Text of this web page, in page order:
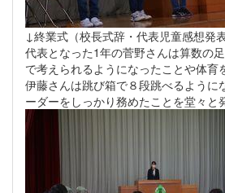
↓終業式（校長式辞・代表児童感想発表
代表となった1年の菅野さんは算数の
で考えられるようになったことや体育
伊藤さんは跳び箱で８段跳べるように
ーダーをしっかり務めたことを堂々と